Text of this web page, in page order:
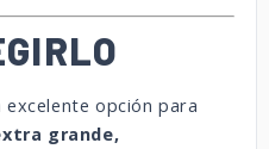
excelente opción para
grande,